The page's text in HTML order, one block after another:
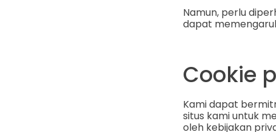
Namun, perlu
dapat
Cookie
Kami dapat
situs kami untuk
oleh kebijakan